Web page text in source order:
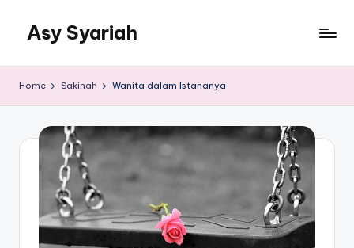
content
Asy Syariah
Ilmu
Home Sakinah Wanita dalam Istananya